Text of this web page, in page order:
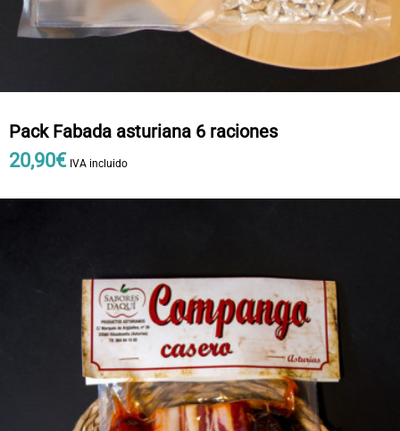
Pack Fabada asturiana 6 raciones
20,90€ IVA incluido